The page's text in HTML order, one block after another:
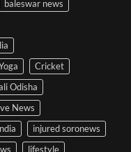
baleswar news
Cricket
Odisha
News
injured soronews
lifestyle